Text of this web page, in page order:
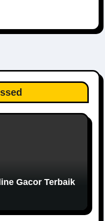
Gacor Terbaik